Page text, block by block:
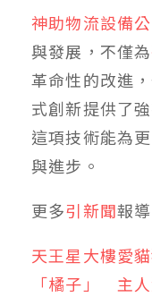
神助物流設備
與發展，不僅為
革命性的改進
式創新提供了
這項技術能為
與進步。
更多引新聞報導
天王星大樓愛
「橘子」 主